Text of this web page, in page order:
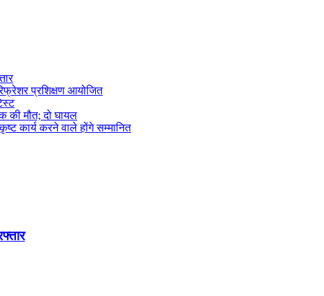
प्रशिक्षण आयोजित
की मौत; दो घायल
कार्य करने वाले होंगे सम्मानित